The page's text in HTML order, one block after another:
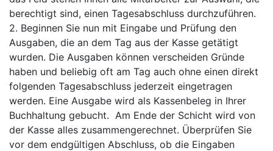
berechtigt sind, einen Tagesabschluss durchzuführen.
2. Beginnen Sie nun mit Eingabe und Prüfung den
Ausgaben, die an dem Tag aus der Kasse getätigt
wurden. Die Ausgaben können verscheiden Gründe
haben und beliebig oft am Tag auch ohne einen direkt
folgenden Tagesabschluss jederzeit eingetragen
werden. Eine Ausgabe wird als Kassenbeleg in Ihrer
Buchhaltung gebucht. Am Ende der Schicht wird von
der Kasse alles zusammengerechnet. Überprüfen Sie
vor dem endgültigen Abschluss, ob die Eingaben